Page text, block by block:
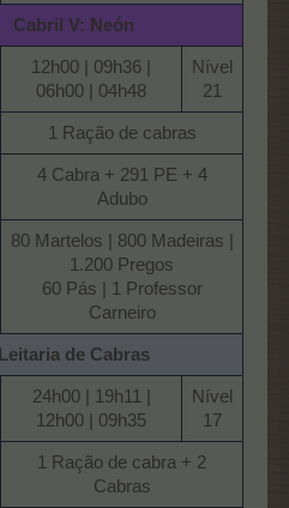
Cabril V: Neón
12h00 | 09h36 |
06h00 | 04h48​
Nível
21​
1 Ração de cabras​
4 Cabra + 291 PE + 4
Adubo​
80 Martelos | 800 Madeiras |
1.200 Pregos
60 Pás | 1 Professor
Carneiro​
Leitaria de Cabras
24h00 | 19h11 |
12h00 | 09h35​
Nível
17​
1 Ração de cabra + 2
Cabras​